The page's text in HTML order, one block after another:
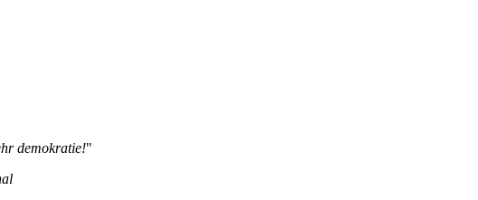
demokratie!"